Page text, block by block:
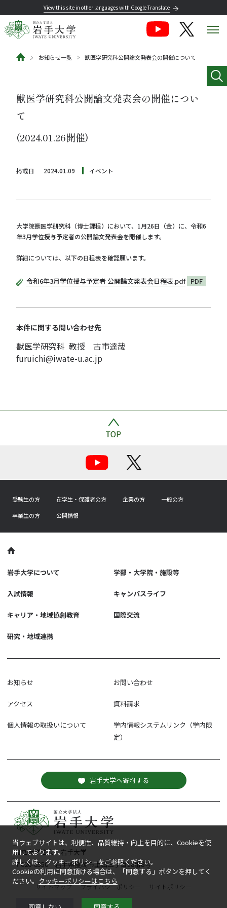
View this site in other languages with Google Translate
お知らせ一覧 獣医学研究科公開論文発表会の開催について
獣医学研究科公開論文発表会の開催につい
て
(2024.01.26開催)
掲載日 2024.01.09 イベント
大学院獣医学研究科（博士課程）において、1月26日（金）に、令和6
年3月学位授与予定者の公開論文発表会を開催します。
詳細については、以下の日程表を確認願います。
令和6年3月学位授与予定者 公開論文発表会日程表.pdf PDF
本件に関する問い合わせ先
獣医学研究科 教授 古市達哉
furuichi@iwate-u.ac.jp
受験生の方 在学生・保護者の方 企業の方
一般の方
卒業生の方
公開情報
国立大学法人 岩手大学
〒020-8550 岩手県盛岡市上田三丁目18番8号
サイトマップ プライバシーポリシー サイトポリシー
岩手大学について 学部・大学院・施設等
入試情報 キャンパスライフ
キャリア・地域協創教育 国際交流
研究・地域連携
お知らせ お問い合わせ
アクセス 資料請求
個人情報の取扱いについて
学内情報システムリンク（学内限
定）
岩手大学へ寄附する
当ウェブサイトは、利便性、品質維持・向上を目的に、Cookieを使
用しております。
詳しくは、クッキーポリシーをご参照ください。
Cookieの利用に同意頂ける場合は、「同意する」ボタンを押してく
ださい。 クッキーポリシーはこちら